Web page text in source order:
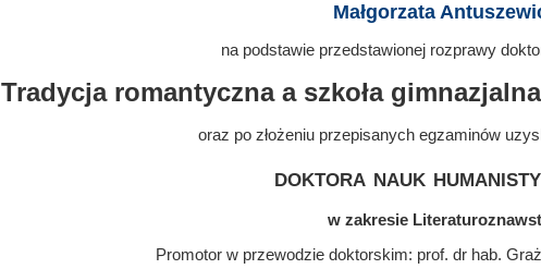
Małgorzata
na podstawie przedstawionej rozprawy
Tradycja romantyczna a szkoła
oraz po złożeniu przepisanych egzaminów
doktora nauk
w zakresie
Promotor w przewodzie doktorskim: prof. dr hab.